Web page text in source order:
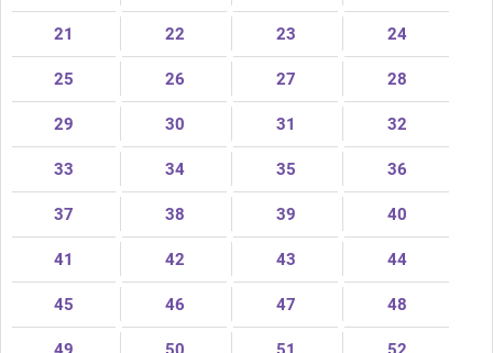
21 22 23 24
25 26 27 28
29 30 31 32
33 34 35 36
37 38 39 40
41 42 43 44
45 46 47 48